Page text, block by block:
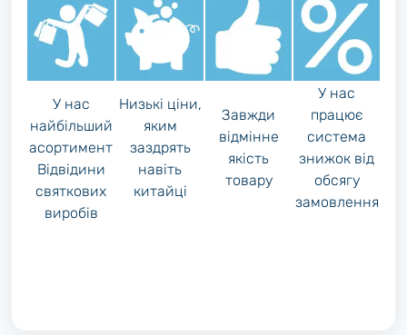
У нас
найбільший
асортимент
Відвідини
святкових
виробів
Низькі ціни,
яким
заздрять
навіть
китайці
Завжди
відмінне
якість
товару
У нас
працює
система
знижок від
обсягу
замовлення